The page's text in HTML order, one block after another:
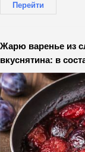
Перейти
Жарю варенье из
вкуснятина: в